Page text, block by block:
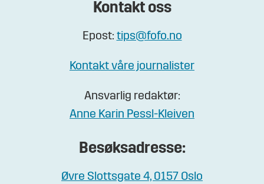
Kontakt oss
Epost: tips@fofo.no
Kontakt våre journalister
Ansvarlig redaktør:
Anne Karin Pessl-Kleiven
Besøksadresse:
Øvre Slottsgate 4, 0157 Oslo